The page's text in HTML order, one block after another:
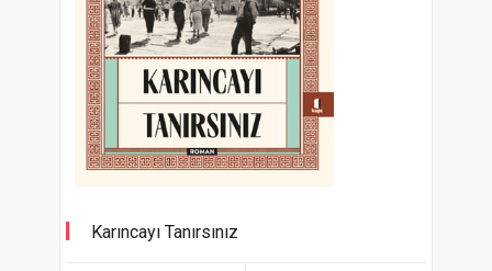
Karıncayı Tanırsınız